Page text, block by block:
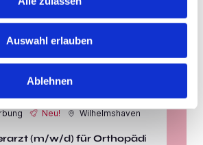
Auswahl erlauben
Ablehnen
Neu!
Neu! Wilhelmshaven
(m/w/d) für Orthopädie,